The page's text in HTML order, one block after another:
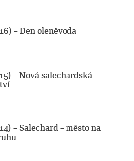
– Den oleněvoda
– Nová salechardská
– Salechard – město na